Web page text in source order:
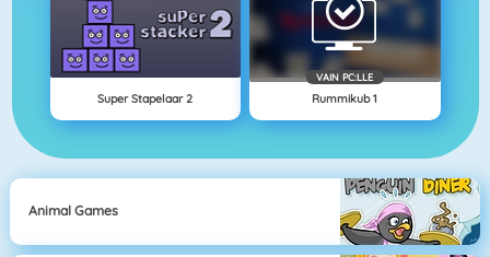
Super Stapelaar 2
VAIN PC:LLE
Rummikub 1
Animal Games